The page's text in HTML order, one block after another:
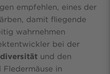
empfehlen, eines der
damit fliegende
wahrnehmen
bei der
und den
in